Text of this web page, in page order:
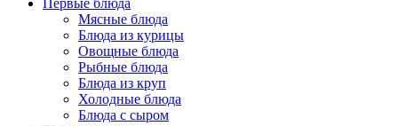
Первые блюда
Мясные блюда
Блюда из курицы
Овощные блюда
Рыбные блюда
Блюда из круп
Холодные блюда
Блюда с сыром